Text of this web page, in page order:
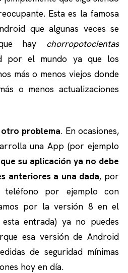
Esta es la famosa
que algunas veces se
hay chorropotocientas
por el mundo ya que los
más o menos viejos donde
o menos actualizaciones
otro problema. En ocasiones,
una App (por ejemplo
su aplicación ya no debe
anteriores a una dada, por
por ejemplo con
por la versión 8 en el
entrada) ya no puedes
esa versión de Android
de seguridad mínimas
hoy en día.